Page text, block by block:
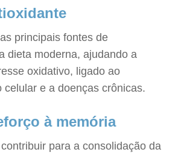
principais fontes de
dieta moderna, ajudando a
oxidativo, ligado ao
celular e a doenças crônicas.
à memória
para a consolidação da